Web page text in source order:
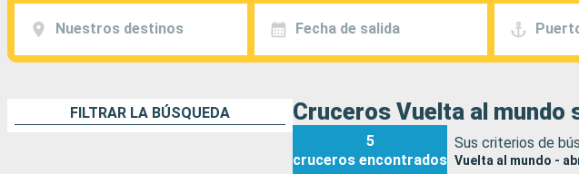
Nuestros destinos Fecha de salida
FILTRAR LA BÚSQUEDA Cruceros Vuelta al mundo
5
cruceros encontrados
Sus criterios de
Vuelta al mundo -